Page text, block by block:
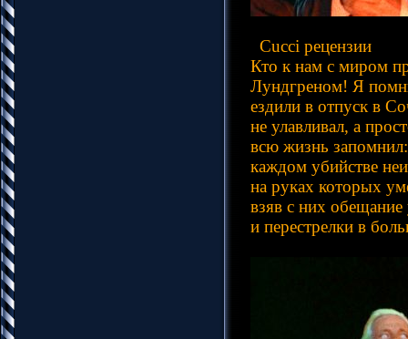
Cucci рецензии
Кто к нам с миром
Лундгреном! Я
ездили в отпуск в
не улавливал, а
всю жизнь запомнил:
каждом убийстве
на руках которых
взяв с них
и перестрелки в